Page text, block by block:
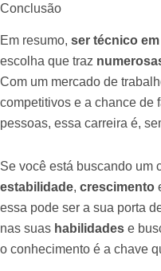
Conclusão
Em resumo, ser técnico
escolha que traz
Com um mercado de
competitivos e a chance de
pessoas, essa carreira é,
Se você está buscando um
estabilidade, crescimento
essa pode ser a sua porta
nas suas habilidades e
o conhecimento é a chave